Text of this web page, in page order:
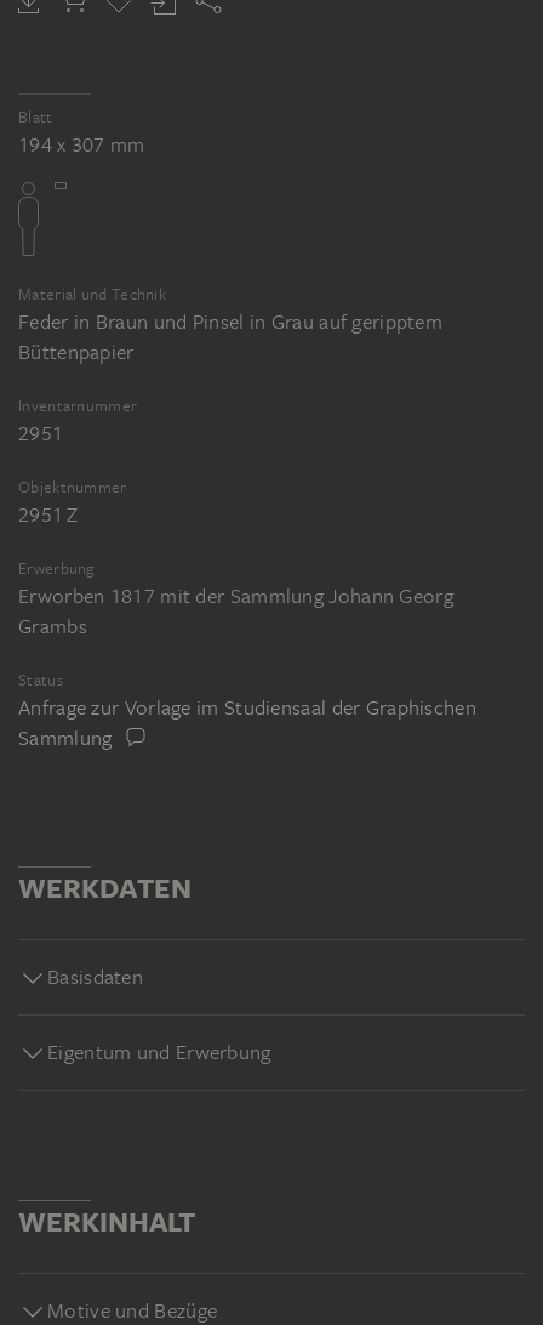
Blatt
194 x 307 mm
Material und Technik
Feder in Braun und Pinsel in Grau auf geripptem
Büttenpapier
Inventarnummer
2951
Objektnummer
2951 Z
Erwerbung
Erworben 1817 mit der Sammlung Johann Georg
Grambs
Status
Anfrage zur Vorlage im Studiensaal der Graphischen
Sammlung
WERKDATEN
Basisdaten
Eigentum und Erwerbung
WERKINHALT
Motive und Bezüge